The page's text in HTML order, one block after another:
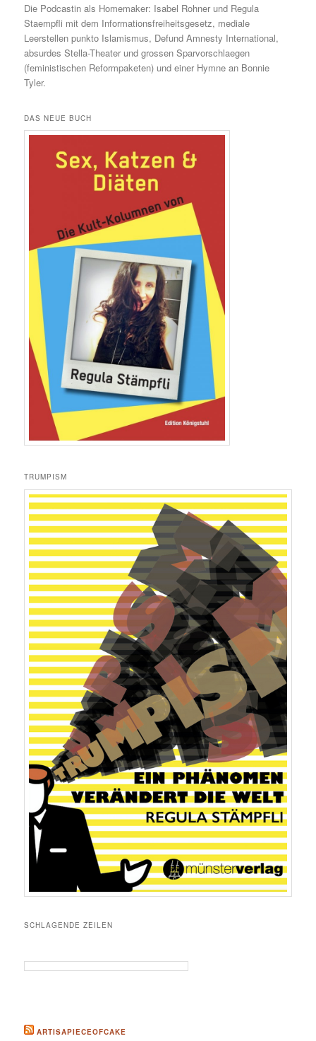
Die Podcastin als Homemaker: Isabel Rohner und Regula
Staempfli mit dem Informationsfreiheitsgesetz, mediale
Leerstellen punkto Islamismus, Defund Amnesty International,
absurdes Stella-Theater und grossen Sparvorschlaegen
(feministischen Reformpaketen) und einer Hymne an Bonnie
Tyler.
DAS NEUE BUCH
TRUMPISM
SCHLAGENDE ZEILEN
ARTISAPIECEOFCAKE